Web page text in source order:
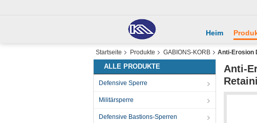
Heim
Startseite Produkte GABIONS-KORB Anti-Erosion
ALLE PRODUKTE
Defensive Sperre
Militärsperre
Defensive Bastions-Sperren
Anti-